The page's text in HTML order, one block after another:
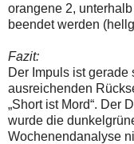
orangene 2,
beendet werden
Fazit:
Der Impuls ist gerade
ausreichenden
„Short ist Mord“. Der
wurde die
Wochenendanalyse